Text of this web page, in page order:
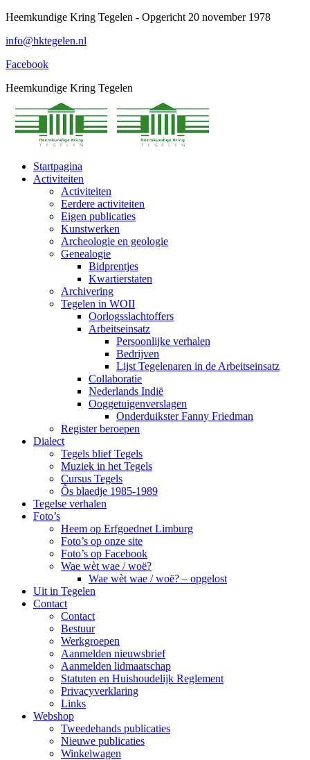
Spring
content
Heemkundige Kring Tegelen - Opgericht 20 november 1978
info@hktegelen.nl
Facebook
Heemkundige Kring Tegelen
Startpagina
Activiteiten
Activiteiten
Eerdere activiteiten
Eigen publicaties
Kunstwerken
Archeologie en geologie
Genealogie
Bidprentjes
Kwartierstaten
Archivering
Tegelen in WOII
Oorlogsslachtoffers
Arbeitseinsatz
Persoonlijke verhalen
Bedrijven
Lijst Tegelenaren in de Arbeitseinsatz
Collaboratie
Nederlands Indië
Ooggetuigenverslagen
Onderduikster Fanny Friedman
Register beroepen
Dialect
Tegels blief Tegels
Muziek in het Tegels
Cursus Tegels
Ôs blaedje 1985-1989
Tegelse verhalen
Foto’s
Heem op Erfgoednet Limburg
Foto’s op onze site
Foto’s op Facebook
Wae wèt wae / woë?
Wae wèt wae / woë? – opgelost
Uit in Tegelen
Contact
Contact
Bestuur
Werkgroepen
Aanmelden nieuwsbrief
Aanmelden lidmaatschap
Statuten en Huishoudelijk Reglement
Privacyverklaring
Links
Webshop
Tweedehands publicaties
Nieuwe publicaties
Winkelwagen